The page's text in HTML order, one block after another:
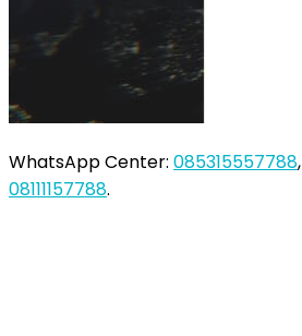
WhatsApp Center: 085315557788,
08111157788.